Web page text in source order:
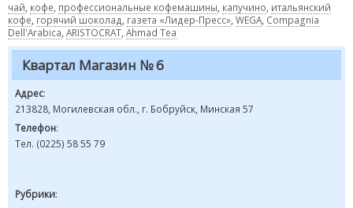
чай кофе профессиональные кофемашины капучино итальянский
кофе горячий шоколад газета «Лидер-Пресс» WEGA Compagnia
Dell'Arabica ARISTOCRAT Ahmad Tea
Квартал Магазин № 6
Адрес:
213828, Могилевская обл., г. Бобруйск, Минская 57
Телефон:
Тел. (0225) 58 55 79
Рубрики: